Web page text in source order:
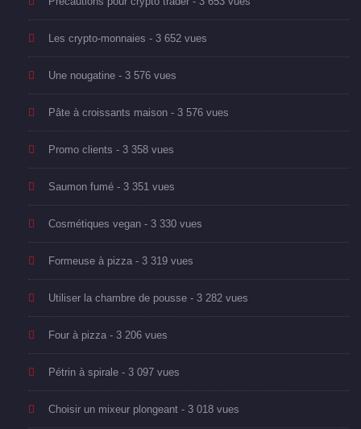
Les crypto-monnaies - 3 652 vues
Une nougatine - 3 576 vues
Pâte à croissants maison - 3 576 vues
Promo clients - 3 358 vues
Saumon fumé - 3 351 vues
Cosmétiques vegan - 3 330 vues
Formeuse à pizza - 3 319 vues
Utiliser la chambre de pousse - 3 282 vues
Four à pizza - 3 206 vues
Pétrin à spirale - 3 097 vues
Choisir un mixeur plongeant - 3 018 vues